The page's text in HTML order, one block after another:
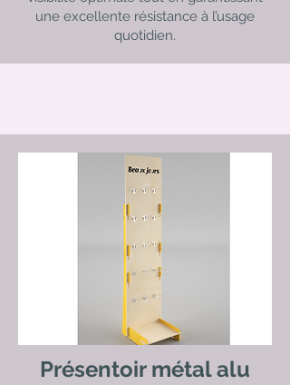
une excellente résistance à l’usage
quotidien.
Présentoir métal alu